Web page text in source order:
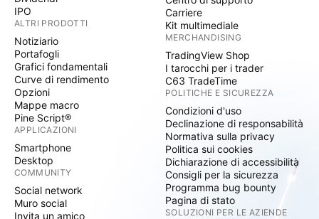
IPO
ALTRI PRODOTTI
Notiziario
Portafogli
Grafici fondamentali
Curve di rendimento
Opzioni
Mappe macro
Pine Script®
APPLICAZIONI
Smartphone
Desktop
COMMUNITY
Social network
Muro social
Invita un amico
Carriere
Kit multimediale
MERCHANDISING
TradingView Shop
I tarocchi per i trader
C63 TradeTime
POLITICHE E SICUREZZA
Condizioni d'uso
Declinazione di responsabilità
Normativa sulla privacy
Politica sui cookies
Dichiarazione di accessibilità
Consigli per la sicurezza
Programma bug bounty
Pagina di stato
SOLUZIONI PER LE AZIENDE